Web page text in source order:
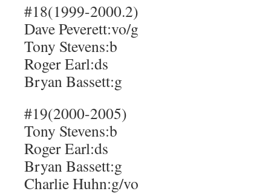
#18(1999-2000.2)
Dave Peverett:vo/g
Tony Stevens:b
Roger Earl:ds
Bryan Bassett:g
#19(2000-2005)
Tony Stevens:b
Roger Earl:ds
Bryan Bassett:g
Charlie Huhn:g/vo